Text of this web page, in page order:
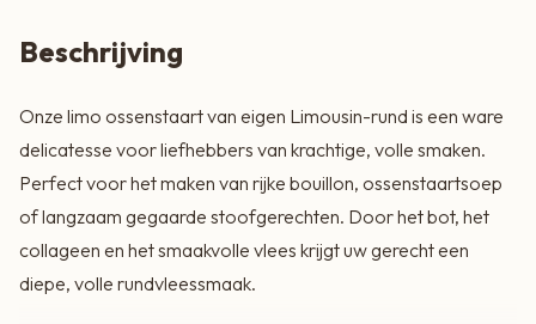
Beschrijving
Onze limo ossenstaart van eigen Limousin-rund is een ware
delicatesse voor liefhebbers van krachtige, volle smaken.
Perfect voor het maken van rijke bouillon, ossenstaartsoep
of langzaam gegaarde stoofgerechten. Door het bot, het
collageen en het smaakvolle vlees krijgt uw gerecht een
diepe, volle rundvleessmaak.